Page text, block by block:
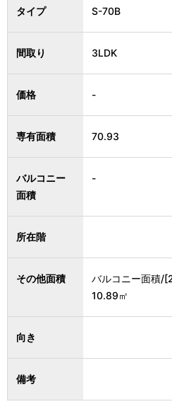
タイプ S-70B
間取り 3LDK
価格 -
専有面積 70.93
バルコニー
面積
-
所在階
その他面積
バルコニー面積/
10.89㎡
向き
備考